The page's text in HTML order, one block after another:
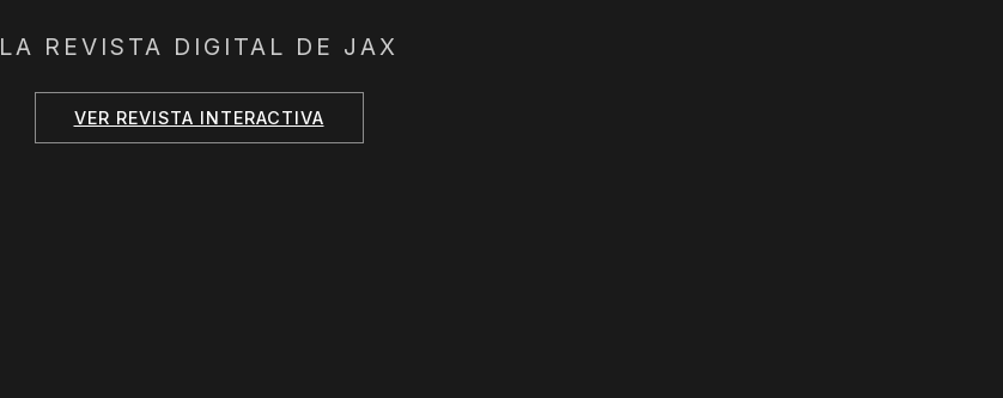
LA REVISTA DIGITAL DE JAX
VER REVISTA INTERACTIVA